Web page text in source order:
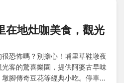
在地灶咖美食，觀光
恐怖嗎？別擔心！埔里草鞋墩夜
客的驚喜樂園，提供阿婆古早味
腳傳奇豆花等經典小吃。停車秘